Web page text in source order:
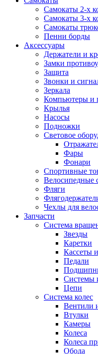
Самокаты 2-х
Самокаты 3-х
Самокаты
Пенни борды
Аксессуары
Держатели и
Замки
Защита
Звонки и
Зеркала
Компьютеры и
Крылья
Насосы
Подножки
Световое
Фары
Фонари
Спортивные
Велосипедные
Фляги
Чехлы для
Запчасти
Система
Звезды
Каретки
Кассеты
Педали
Системы
Цепи
Система колес
Вентили
Втулки
Камеры
Колеса
Колеса
Обода